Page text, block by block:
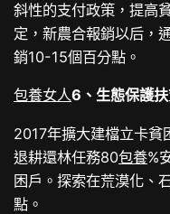
斜性的支付政策，提高
定，新農合報銷以后，
銷10-15個百分點。
包養女人6、生態保護
2017年擴大建檔立卡貧
退耕還林任務80包養%
困戶。探索在荒漠化、
點。